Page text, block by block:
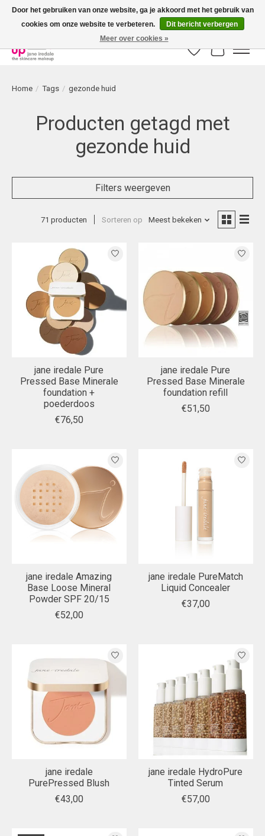
Bestellingen boven € 50,00 worden altijd gratis verzonden!
Verlanglijst
Home / Tags / gezonde huid
Producten getagd met
gezonde huid
Filters weergeven
71 producten Sorteren op Meest bekeken
jane iredale Pure
Pressed Base Minerale
foundation +
poederdoos
€76,50
jane iredale Pure
Pressed Base Minerale
foundation refill
€51,50
jane iredale Amazing
Base Loose Mineral
Powder SPF 20/15
€52,00
jane iredale PureMatch
Liquid Concealer
€37,00
jane iredale
PurePressed Blush
€43,00
jane iredale HydroPure
Tinted Serum
€57,00
Door het gebruiken van onze website, ga je akkoord met het gebruik van
cookies om onze website te verbeteren.
Dit bericht verbergen
Meer over cookies »